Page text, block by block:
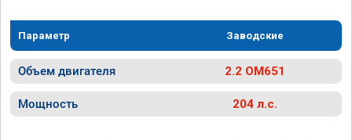
Параметр Заводские
Объем двигателя 2.2 OM651
Мощность 204 л.с.